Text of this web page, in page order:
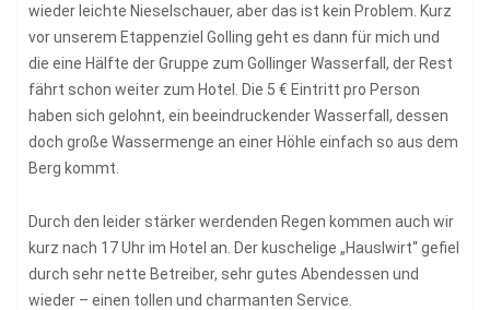
wieder leichte Nieselschauer, aber das ist kein Problem. Kurz
vor unserem Etappenziel Golling geht es dann für mich und
die eine Hälfte der Gruppe zum Gollinger Wasserfall, der Rest
fährt schon weiter zum Hotel. Die 5 € Eintritt pro Person
haben sich gelohnt, ein beeindruckender Wasserfall, dessen
doch große Wassermenge an einer Höhle einfach so aus dem
Berg kommt.
Durch den leider stärker werdenden Regen kommen auch wir
kurz nach 17 Uhr im Hotel an. Der kuschelige „Hauslwirt“ gefiel
durch sehr nette Betreiber, sehr gutes Abendessen und
wieder – einen tollen und charmanten Service.